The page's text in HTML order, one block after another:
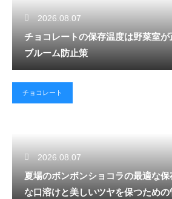
2026.08.07
チョコレートの保存温度は野菜室
ブルーム防止策
チョコレート
2026.08.07
夏場のボンボンショコラの最適な
な口溶けと美しいツヤを保つための